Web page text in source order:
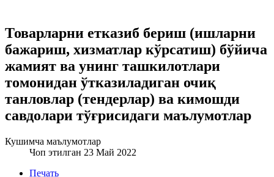
Товарларни етказиб бериш (ишларни
бажариш, хизматлар кўрсатиш) бўйича
жамият ва унинг ташкилотлари
томонидан ўтказиладиган очиқ
танловлар (тендерлар) ва кимошди
савдолари тўғрисидаги маълумотлар
Кушимча маълумотлар
Чоп этилган 23 Май 2022
Печать